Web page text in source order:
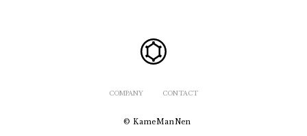
COMPANY CONTACT
© KameManNen